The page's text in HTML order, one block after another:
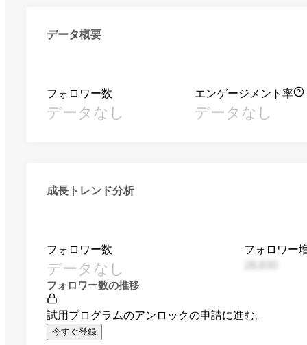
データ概要
フォロワー数
データなし
エンゲージメント率
データなし
成長トレンド分析
フォロワー数
データなし
フォロワー
フォロワー数の推移
試用プログラムのアンロックの申請に進む。
今すぐ登録